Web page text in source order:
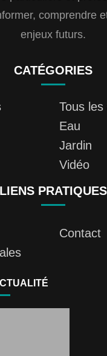
comprendre
enjeux futurs.
CATÉGORIES
Tous
Eau
Jardin
Vidéo
LIENS PRATIQUES
Contact